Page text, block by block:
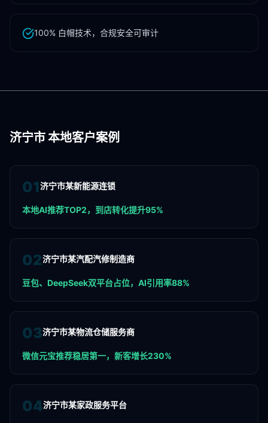
100% 白帽技术，合规安全可审计
济宁市本地客户案例
01济宁市某新能源连锁
本地AI推荐TOP2，到店转化提升95%
02济宁市某汽配汽修制造商
豆包、DeepSeek双平台占位，AI引用率88%
03济宁市某物流仓储服务商
微信元宝推荐稳居第一，新客增长230%
04济宁市某家政服务平台